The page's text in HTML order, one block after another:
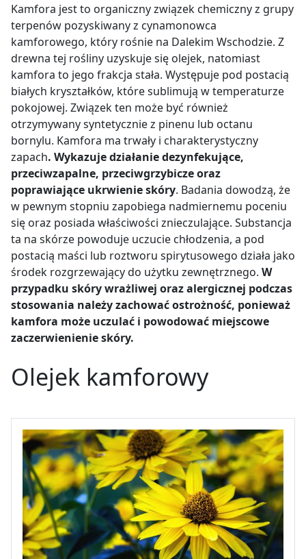
Kamfora jest to organiczny związek chemiczny z grupy
terpenów pozyskiwany z cynamonowca
kamforowego, który rośnie na Dalekim Wschodzie. Z
drewna tej rośliny uzyskuje się olejek, natomiast
kamfora to jego frakcja stała. Występuje pod postacią
białych kryształków, które sublimują w temperaturze
pokojowej. Związek ten może być również
otrzymywany syntetycznie z pinenu lub octanu
bornylu. Kamfora ma trwały i charakterystyczny
zapach. Wykazuje działanie dezynfekujące,
przeciwzapalne, przeciwgrzybicze oraz
poprawiające ukrwienie skóry. Badania dowodzą, że
w pewnym stopniu zapobiega nadmiernemu poceniu
się oraz posiada właściwości znieczulające. Substancja
ta na skórze powoduje uczucie chłodzenia, a pod
postacią maści lub roztworu spirytusowego działa jako
środek rozgrzewający do użytku zewnętrznego. W
przypadku skóry wrażliwej oraz alergicznej podczas
stosowania należy zachować ostrożność, ponieważ
kamfora może uczulać i powodować miejscowe
zaczerwienienie skóry.
Olejek kamforowy